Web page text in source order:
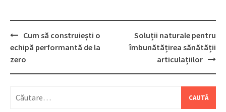
Post
navigation
Cum să construiești o
echipă performantă de la
zero
Soluții naturale pentru
îmbunătățirea sănătății
articulațiilor
după: